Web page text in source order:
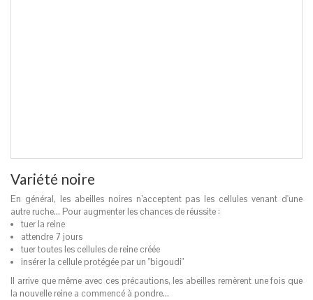
Variété noire
En général, les abeilles noires n’acceptent pas les cellules venant d'une
autre ruche... Pour augmenter les chances de réussite :
tuer la reine
attendre 7 jours
tuer toutes les cellules de reine créée
insérer la cellule protégée par un "bigoudi"
Il arrive que même avec ces précautions, les abeilles remèrent une fois que
la nouvelle reine a commencé à pondre...